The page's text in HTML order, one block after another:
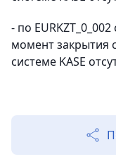
- по
момент закрытия
системе KASE